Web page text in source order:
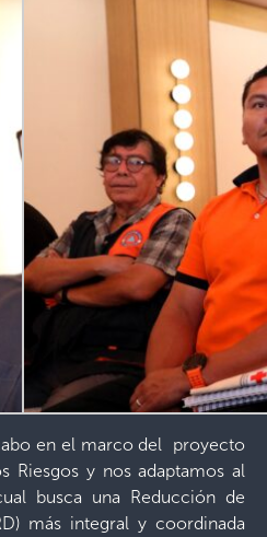
en el marco del proyecto
Riesgos y nos adaptamos al
busca una Reducción de
más integral y coordinada